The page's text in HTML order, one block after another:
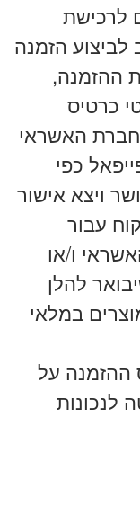
לרכישת
לביצוע הזמנה
ההזמנה,
כרטיס
האשראי
כפי
ויצא אישור
עבור
ו/או
להלן
במלאי
ההזמנה על
לנכונות